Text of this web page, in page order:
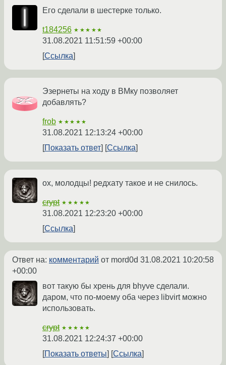
Его сделали в шестерке только.
t184256 ★★★★★
31.08.2021 11:51:59 +00:00
Ссылка
Эзернеты на ходу в ВМку позволяет
добавлять?
frob ★★★★★
31.08.2021 12:13:24 +00:00
Показать ответ
Ссылка
ох, молодцы! редхату такое и не снилось.
crypt ★★★★★
31.08.2021 12:23:20 +00:00
Ссылка
Ответ на: комментарий от mord0d 31.08.2021 10:20:58
+00:00
вот такую бы хрень для bhyve сделали.
даром, что по-моему оба через libvirt можно
использовать.
crypt ★★★★★
31.08.2021 12:24:37 +00:00
Показать ответы
Ссылка